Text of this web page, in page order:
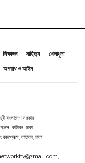
শিক্ষাঙ্গন সাহিত্য
খেলাধুলা
অপরাধ ও আইন
বাংলাদেশ সরকার।
কাটাবন, ঢাকা।
কমপ্লেক্স, কাটাবন, ঢাকা।